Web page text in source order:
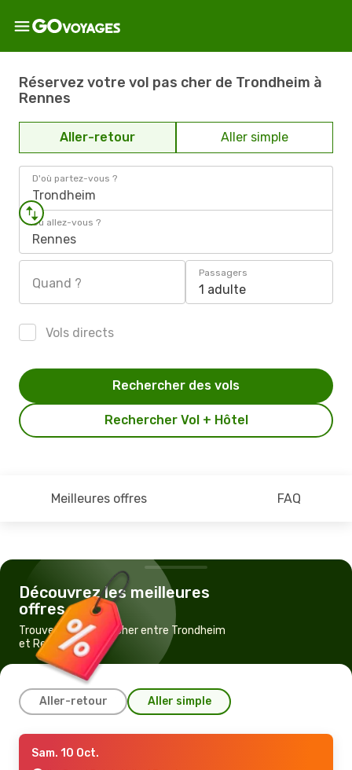
Réservez votre vol pas cher de Trondheim à
Rennes
Aller-retour Aller simple
D'où partez-vous ?
Trondheim
Où allez-vous ?
Rennes
Quand ?
Passagers
1 adulte
Vols directs
Rechercher Vol + Hôtel
Rechercher des vols
Meilleures offres FAQ
Découvrez les meilleures
offres
Trouvez un vol pas cher entre Trondheim
et Rennes
Aller-retour Aller simple
Ven. 11 Sept.
Sam. 10 Oct.